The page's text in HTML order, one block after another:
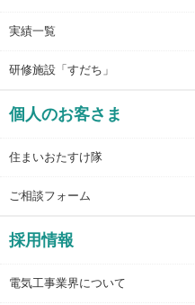
実績一覧
研修施設「すだち」
個人のお客さま
住まいおたすけ隊
ご相談フォーム
採用情報
電気工事業界について